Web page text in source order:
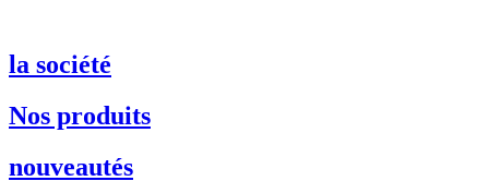
la société
Nos produits
nouveautés